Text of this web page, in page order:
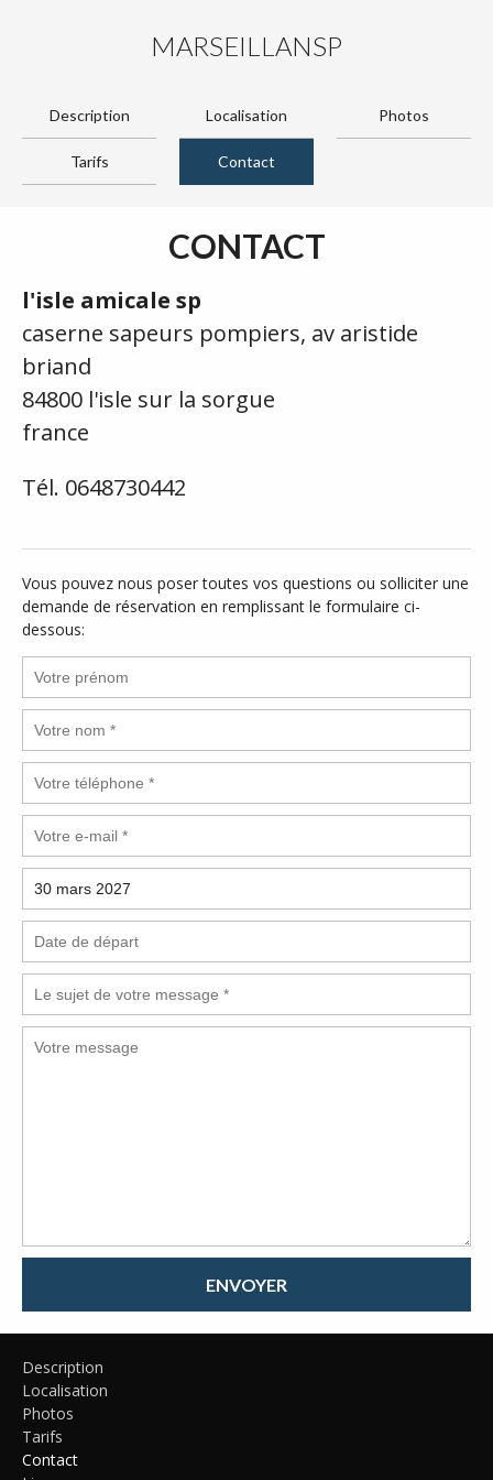
MARSEILLANSP
Description Localisation Photos
Tarifs Contact
CONTACT
l'isle amicale sp
caserne sapeurs pompiers, av aristide
briand
84800 l'isle sur la sorgue
france
Tél. 0648730442
Vous pouvez nous poser toutes vos questions ou solliciter une
demande de réservation en remplissant le formulaire ci-
dessous:
ENVOYER
Description
Localisation
Photos
Tarifs
Contact